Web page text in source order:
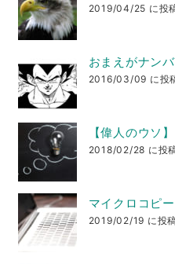
2019/04/25 に投
おまえがナン
2016/03/09 に投
【偉人のウソ
2018/02/28 に投
マイクロコピ
2019/02/19 に投